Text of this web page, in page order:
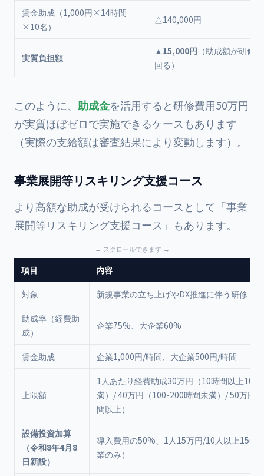
賃金助成（1,000円×14時間
×10名）
△140,000円
実質負担額
▲15,000円 （助成額が研修
回る）
このように、 助成金を活用すると研修費用50万円
が実質ほぼゼロで実施できるケースもあります
（実際の支給額は審査結果により変動します）。
事業展開等リスキリング支援コース
より高額な助成が受けられるコースとして「事業
展開等リスキリング支援コース」もあります。
項目 内容
対象 新規事業の立ち上げやDX推進に伴う研修
助成率（経費助
成）
企業75%、大企業60%
賃金助成 企業1,000円/時間、大企業500円/時間
上限額
1人あたり経費助成30万円（10時間以上100
満）/ 40万円（100-200時間未満）/ 50万円
間以上）
設備投資加算
（令和8年4月8
日新設）
導入費用の50%、1人15万円/10人以上150
業のみ）